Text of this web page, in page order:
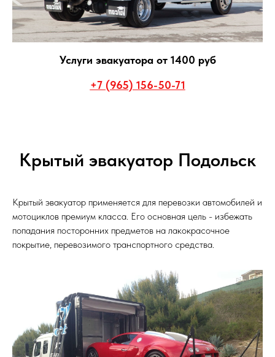
Услуги эвакуатора от 1400 руб
+7 (965) 156-50-71
Крытый эвакуатор Подольск
Крытый эвакуатор применяется для перевозки автомобилей и
мотоциклов премиум класса. Его основная цель - избежать
попадания посторонних предметов на лакокрасочное
покрытие, перевозимого транспортного средства.